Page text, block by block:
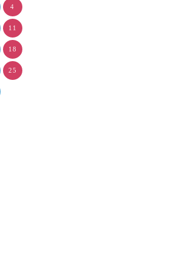
4
11
18
25